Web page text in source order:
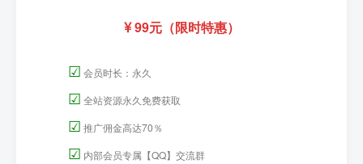
99元（限时特惠）
☑ 会员时长：永久
☑ 全站资源永久免费获取
☑ 推广佣金高达70％
☑ 内部会员专属【QQ】交流群